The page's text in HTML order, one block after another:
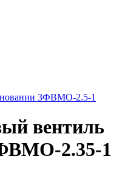
3ФВМO-2.5-1
вентиль
2.35-1